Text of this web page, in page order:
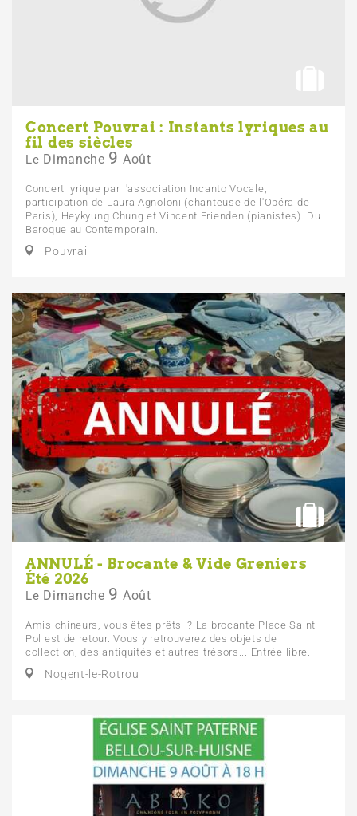
Concert Pouvrai : Instants lyriques au
fil des siècles
Le Dimanche 9 Août
Concert lyrique par l'association Incanto Vocale,
participation de Laura Agnoloni (chanteuse de l'Opéra de
Paris), Heykyung Chung et Vincent Frienden (pianistes). Du
Baroque au Contemporain.
Pouvrai
ANNULÉ - Brocante & Vide Greniers
Été 2026
Le Dimanche 9 Août
Amis chineurs, vous êtes prêts !? La brocante Place Saint-
Pol est de retour. Vous y retrouverez des objets de
collection, des antiquités et autres trésors... Entrée libre.
Nogent-le-Rotrou